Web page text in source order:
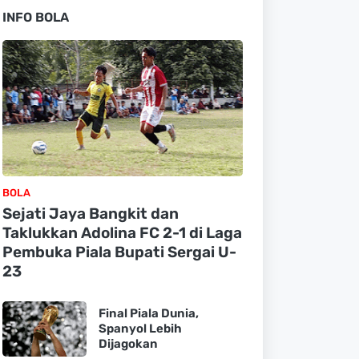
INFO BOLA
BOLA
Sejati Jaya Bangkit dan
Taklukkan Adolina FC 2-1 di Laga
Pembuka Piala Bupati Sergai U-
23
Final Piala Dunia,
Spanyol Lebih
Dijagokan